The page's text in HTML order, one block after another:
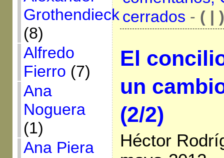
Grothendieck
(8)
Alfredo
Fierro (7)
Ana
Noguera
(1)
Ana Piera
cerrados - ( | )
El
un
(2/2)
Héctor